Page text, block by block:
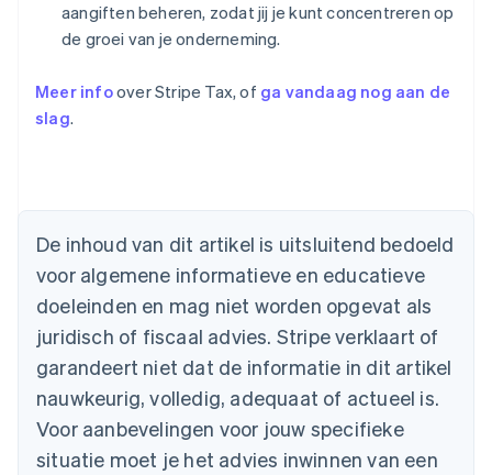
aangiften beheren, zodat jij je kunt concentreren op
de groei van je onderneming.
Meer infoover Stripe Tax, of ga vandaag nog aan de
slag.
De inhoud van dit artikel is uitsluitend bedoeld
voor algemene informatieve en educatieve
doeleinden en mag niet worden opgevat als
juridisch of fiscaal advies. Stripe verklaart of
garandeert niet dat de informatie in dit artikel
nauwkeurig, volledig, adequaat of actueel is.
Voor aanbevelingen voor jouw specifieke
situatie moet je het advies inwinnen van een
Australië
België
Nederlands FrançaisDeutschEnglish
Brazilië
Português English
Bulgarije
English
English Français
Cyprus